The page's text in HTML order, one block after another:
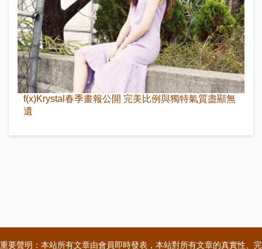
f(x)Krystal春季畫報公開 完美比例與獨特氣質盡顯無
遺
重要聲明：本站所有文章由會員即時發表，本站對所有文章的真實性、完